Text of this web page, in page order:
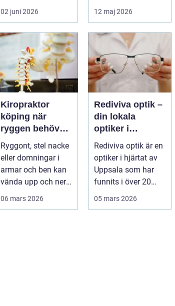
tradition som väver
samman kropp,...
02 juni 2026
få prata med n&a...
12 maj 2026
Kiropraktor
köping när
ryggen behöver
mer än vila
Ryggont, stel nacke
eller domningar i
armar och ben kan
vända upp och ner
06 mars 2026
Rediviva optik –
din lokala
optiker i
Uppsala
Rediviva optik är en
optiker i hjärtat av
Uppsala som har
funnits i över 20
05 mars 2026